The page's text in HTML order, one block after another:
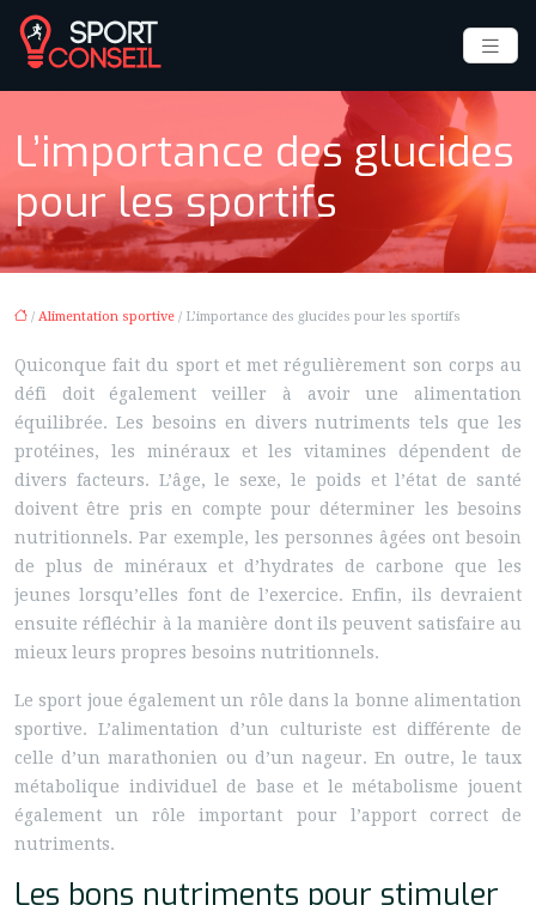
L’importance des glucides
pour les sportifs
/ Alimentation sportive / L’importance des glucides pour les sportifs
Quiconque fait du sport et met régulièrement son corps au
défi doit également veiller à avoir une alimentation
équilibrée. Les besoins en divers nutriments tels que les
protéines, les minéraux et les vitamines dépendent de
divers facteurs. L’âge, le sexe, le poids et l’état de santé
doivent être pris en compte pour déterminer les besoins
nutritionnels. Par exemple, les personnes âgées ont besoin
de plus de minéraux et d’hydrates de carbone que les
jeunes lorsqu’elles font de l’exercice. Enfin, ils devraient
ensuite réfléchir à la manière dont ils peuvent satisfaire au
mieux leurs propres besoins nutritionnels.
Le sport joue également un rôle dans la bonne alimentation
sportive. L’alimentation d’un culturiste est différente de
celle d’un marathonien ou d’un nageur. En outre, le taux
métabolique individuel de base et le métabolisme jouent
également un rôle important pour l’apport correct de
nutriments.
Les bons nutriments pour stimuler